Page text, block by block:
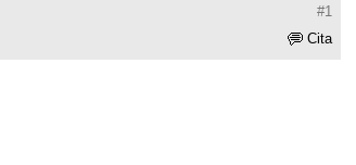
#1
Cita